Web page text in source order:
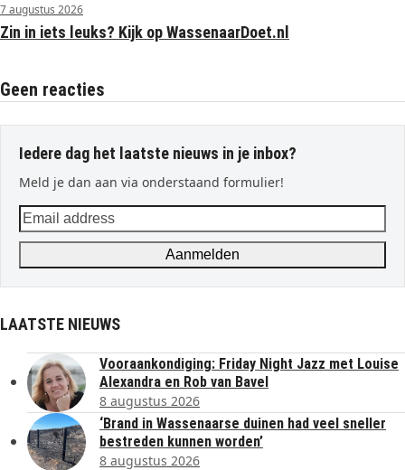
7 augustus 2026
Zin in iets leuks? Kijk op WassenaarDoet.nl
Geen reacties
Iedere dag het laatste nieuws in je inbox?
Meld je dan aan via onderstaand formulier!
Email
address
Aanmelden
LAATSTE NIEUWS
Vooraankondiging: Friday Night Jazz met Louise
Alexandra en Rob van Bavel
8 augustus 2026
‘Brand in Wassenaarse duinen had veel sneller
bestreden kunnen worden’
8 augustus 2026